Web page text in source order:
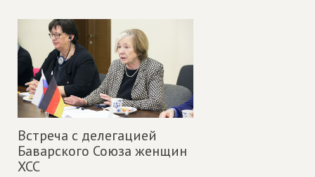
Встреча с делегацией
Баварского Союза женщин
ХСС